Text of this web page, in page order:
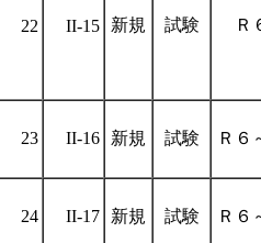
22 II-15 新規 試験 Ｒ
23 II-16 新規 試験 Ｒ６
24 II-17 新規 試験 Ｒ６